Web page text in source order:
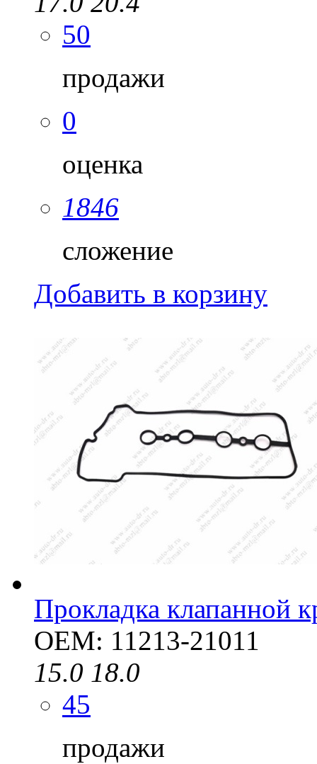
50
продажи
0
оценка
1846
сложение
Добавить в корзину
Прокладка клапанной
OEM: 11213-21011
15.0 18.0
45
продажи